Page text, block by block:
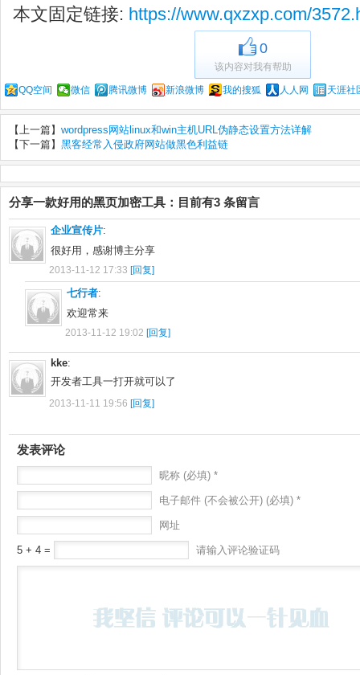
本文固定链接: https://www.qxzxp.com/
0
该内容对我有帮助
QQ空间 微信 腾讯微博 新浪微博 我的搜狐 人人网 天涯社
【上一篇】 wordpress网站linux和win主机URL伪静态设置方法详解
【下一篇】 黑客经常入侵政府网站做黑色利益链
分享一款好用的黑页加密工具：目前有3 条留言
企业宣传片:
很好用，感谢博主分享
2013-11-12 17:33 [回复]
七行者:
欢迎常来
2013-11-12 19:02 [回复]
kke:
开发者工具一打开就可以了
2013-11-11 19:56 [回复]
发表评论
昵称 (必填) *
电子邮件 (不会被公开) (必填) *
网址
5 + 4 = 请输入评论验证码